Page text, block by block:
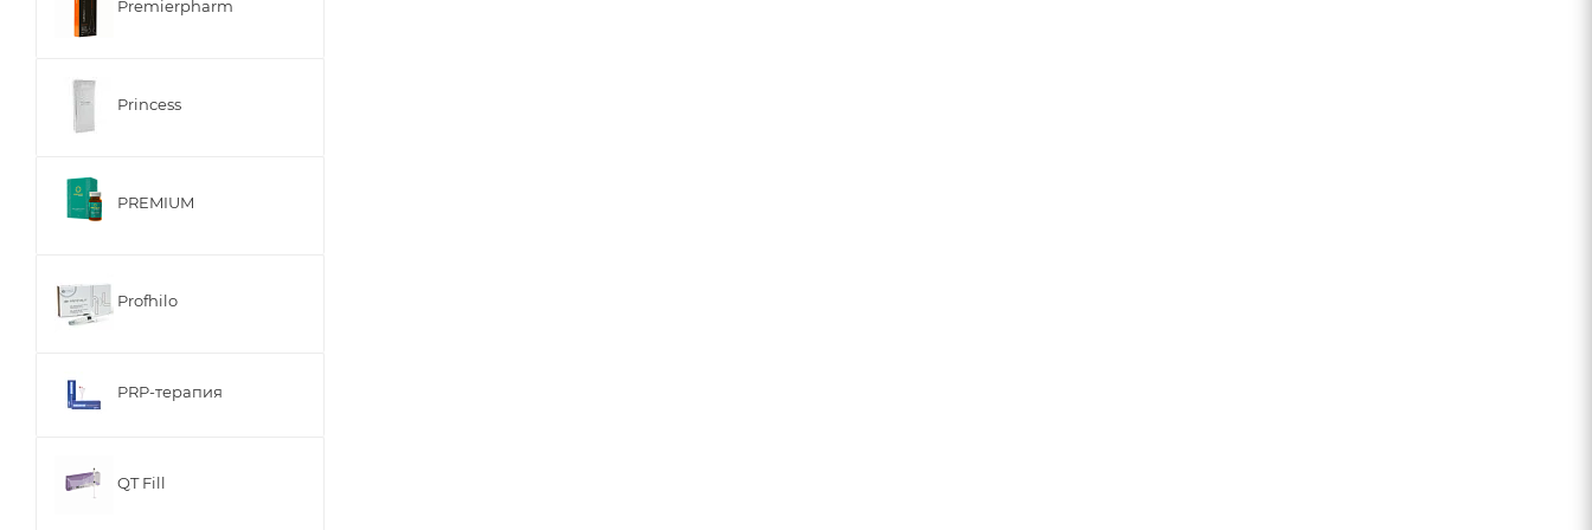
Premierpharm
Princess
PREMIUM
Profhilo
PRP-терапия
QT Fill